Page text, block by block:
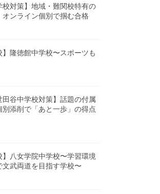
校対策】地域・難関校特有の
オンライン個別で掴む合格
】隆徳館中学校〜スポーツも
田谷中学校対策】話題の付属
添削で「あと一歩」の得点
】八女学院中学校〜学習環境
武両道を目指す学校〜